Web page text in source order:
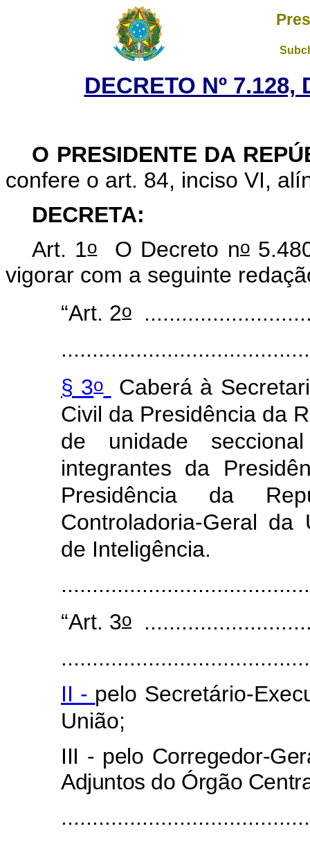
DECRETO Nº 7.128,
O PRESIDENTE DA
confere o art. 84, inciso VI,
DECRETA:
Art. 1o O Decreto no
vigorar com a seguinte
“Art. 2o
§ 3o
Caberá à
Civil da Presidência da
de unidade
integrantes da
Presidência da
Controladoria-Geral
de Inteligência.
“Art. 3o
II - pelo Secretário-
União;
III - pelo Corregedor-
Adjuntos do Órgão